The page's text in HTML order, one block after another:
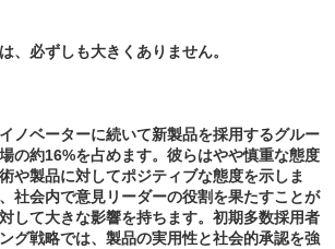
、必ずしも大きくありません。
ノベーターに続いて新製品を採用するグルー
の約16%を占めます。彼らはやや慎重な態度
や製品に対してポジティブな態度を示しま
社会内で意見リーダーの役割を果たすことが
して大きな影響を持ちます。初期多数採用者
グ戦略では、製品の実用性と社会的承認を強